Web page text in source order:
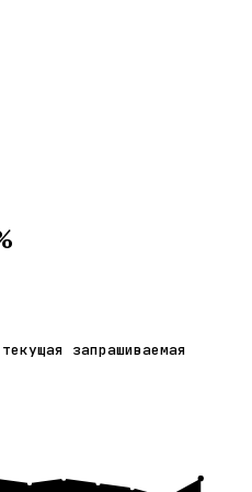
текущая запрашиваемая